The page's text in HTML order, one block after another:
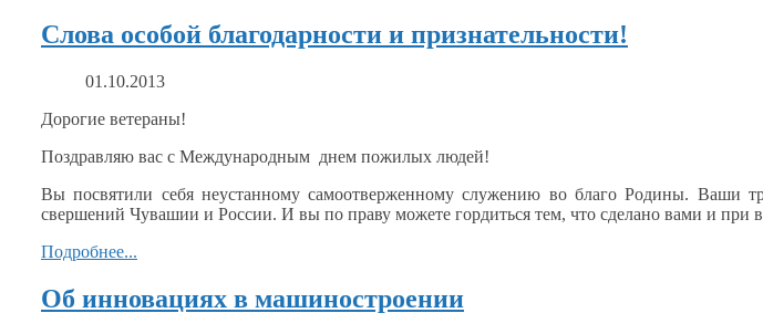
Слова особой благодарности и признательности!
01.10.2013
Дорогие ветераны!
Поздравляю вас с Международным днем пожилых людей!
Вы посвятили себя неустанному самоотверженному служению во благо Родины. Ваши
свершений Чувашии и России. И вы по праву можете гордиться тем, что сделано вами и при
Подробнее...
Об инновациях в машиностроении